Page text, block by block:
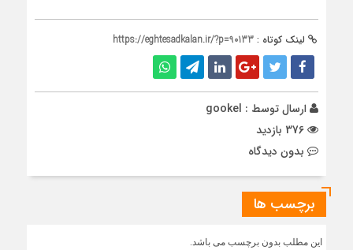
لینک کوتاه : https://eghtesadkalan.ir/?p=90133
ارسال توسط : gookel
بدون دیدگاه
برچسب ها
این مطلب بدون برچسب می باشد.